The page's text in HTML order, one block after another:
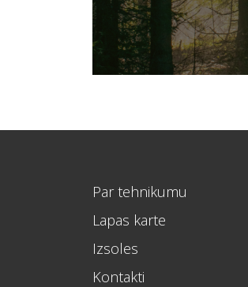
Par tehnikumu
Lapas karte
Izsoles
Kontakti